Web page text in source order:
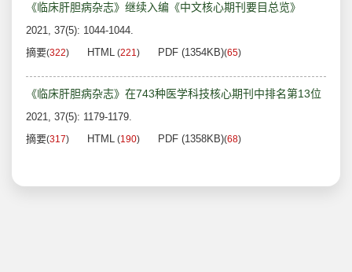
《临床肝胆病杂志》继续入编《中文核心期刊要目总览》
2021, 37(5): 1044-1044.
摘要(322) HTML (221) PDF (1354KB)(65)
《临床肝胆病杂志》在743种医学科技核心期刊中排名第13位
2021, 37(5): 1179-1179.
摘要(317) HTML (190) PDF (1358KB)(68)